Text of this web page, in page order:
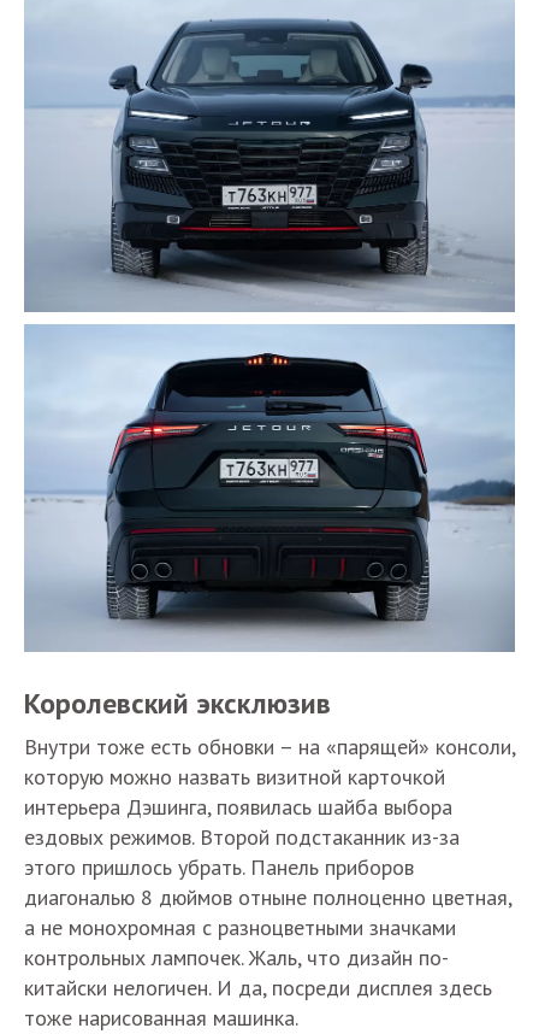
Королевский эксклюзив
Внутри тоже есть обновки – на «парящей» консоли,
которую можно назвать визитной карточкой
интерьера Дэшинга, появилась шайба выбора
ездовых режимов. Второй подстаканник из-за
этого пришлось убрать. Панель приборов
диагональю 8 дюймов отныне полноценно цветная,
а не монохромная с разноцветными значками
контрольных лампочек. Жаль, что дизайн по-
китайски нелогичен. И да, посреди дисплея здесь
тоже нарисованная машинка.